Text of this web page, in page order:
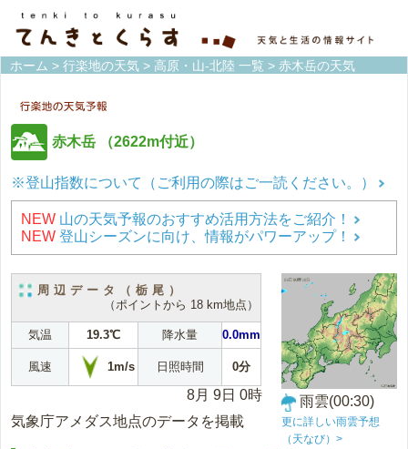
ホーム > 行楽地の天気 > 高原・山-北陸 一覧 > 赤木岳の天気
赤木岳 （2622m付近）
※登山指数について（ご利用の際はご一読ください。）
NEW 山の天気予報のおすすめ活用方法をご紹介！
NEW 登山シーズンに向け、情報がパワーアップ！
周辺データ（栃尾）
（ポイントから 18 km地点）
気温 19.3℃ 降水量 0.0mm
風速 1m/s 日照時間 0分
8月 9日 0時
気象庁アメダス地点のデータを掲載
雨雲(00:30)
更に詳しい雨雲予想
（天なび）>